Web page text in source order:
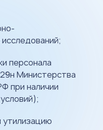
персонала
Министерства
при наличии
утилизацию